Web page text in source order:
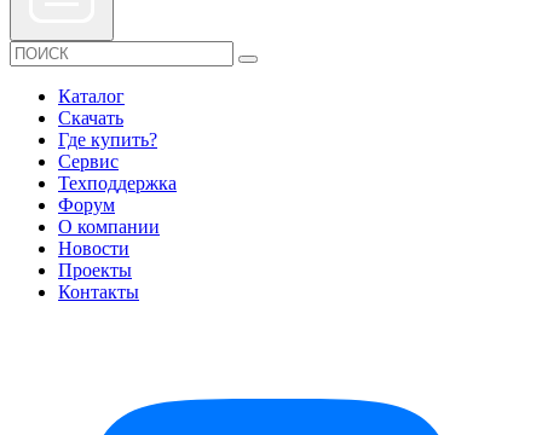
Каталог
Скачать
Где купить?
Сервис
Техподдержка
Форум
О компании
Новости
Проекты
Контакты